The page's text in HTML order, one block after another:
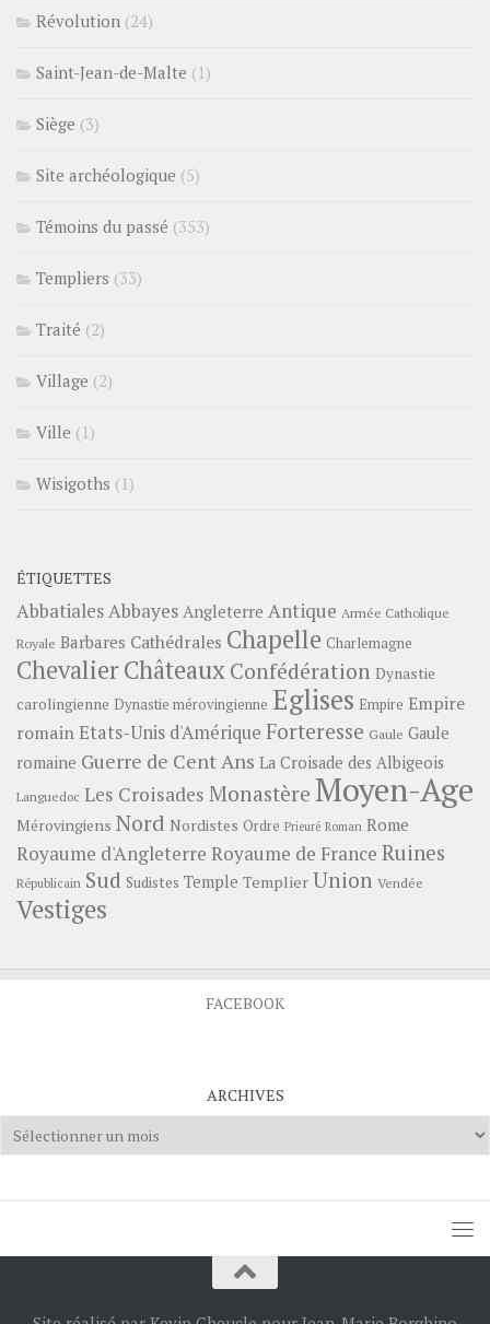
Révolution (24)
Saint-Jean-de-Malte (1)
Siège (3)
Site archéologique (5)
Témoins du passé (353)
Templiers (33)
Traité (2)
Village (2)
Ville (1)
Wisigoths (1)
ÉTIQUETTES
Abbatiales Abbayes Angleterre Antique Armée Catholique
Royale Barbares Cathédrales Chapelle Charlemagne
ChevalierChâteauxConfédération Dynastie
carolingienne Dynastie mérovingienne Eglises Empire Empire
romainEtats-Unis d'Amérique Forteresse Gaule Gaule
romaine Guerre de Cent Ans La Croisade des Albigeois
Languedoc Les Croisades Monastère Moyen-Age
Mérovingiens Nord Nordistes Ordre Prieuré Roman Rome
Royaume d'Angleterre Royaume de France Ruines
Républicain Sud Sudistes Temple Templier Union Vendée
Vestiges
FACEBOOK
ARCHIVES
Archives